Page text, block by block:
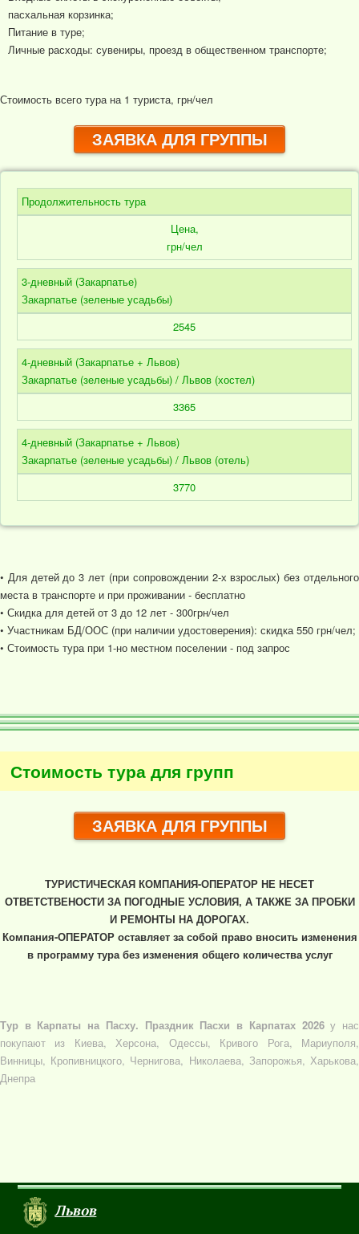
пасхальная корзинка;
Питание в туре;
Личные расходы: сувениры, проезд в общественном транспорте;
Стоимость всего тура на 1 туриста, грн/чел
ЗАЯВКА ДЛЯ ГРУППЫ
Продолжительность тура
Цена,
грн/чел
3-дневный (Закарпатье)
Закарпатье (зеленые усадьбы)
2545
4-дневный (Закарпатье + Львов)
Закарпатье (зеленые усадьбы) / Львов (хостел)
3365
4-дневный (Закарпатье + Львов)
Закарпатье (зеленые усадьбы) / Львов (отель)
3770
• Для детей до 3 лет (при сопровождении 2-х взрослых) без отдельного
места в транспорте и при проживании - бесплатно
• Скидка для детей от 3 до 12 лет - 300грн/чел
• Участникам БД/ООС (при наличии удостоверения): скидка 550 грн/чел;
• Стоимость тура при 1-но местном поселении - под запрос
Стоимость тура для групп
ЗАЯВКА ДЛЯ ГРУППЫ
ТУРИСТИЧЕСКАЯ КОМПАНИЯ-ОПЕРАТОР НЕ НЕСЕТ
ОТВЕТСТВЕНОСТИ ЗА ПОГОДНЫЕ УСЛОВИЯ, А ТАКЖЕ ЗА ПРОБКИ
И РЕМОНТЫ НА ДОРОГАХ.
Компания-ОПЕРАТОР оставляет за собой право вносить изменения
в программу тура без изменения общего количества услуг
Тур в Карпаты на Пасху. Праздник Пасхи в Карпатах 2026у нас
покупают из Киева, Херсона, Одессы, Кривого Рога, Мариуполя,
Винницы, Кропивницкого, Чернигова, Николаева, Запорожья, Харькова,
Днепра
Львов